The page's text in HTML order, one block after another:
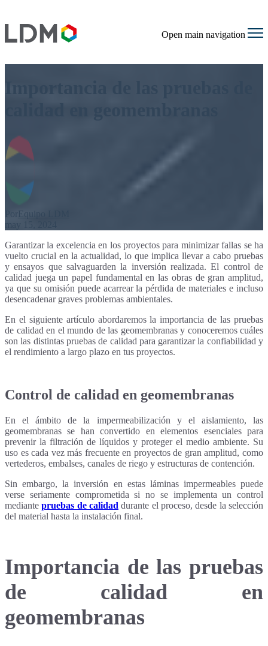
Open main navigation
Equipo LDM
Garantizar la excelencia en los proyectos para minimizar fallas se ha
vuelto crucial en la actualidad, lo que implica llevar a cabo pruebas
y ensayos que salvaguarden la inversión realizada. El control de
calidad juega un papel fundamental en las obras de gran amplitud,
ya que su omisión puede acarrear la pérdida de materiales e incluso
desencadenar graves problemas ambientales.
En el siguiente artículo abordaremos la importancia de las pruebas
de calidad en el mundo de las geomembranas y conoceremos cuáles
son las distintas pruebas de calidad para garantizar la confiabilidad y
el rendimiento a largo plazo en tus proyectos.
Control de calidad en geomembranas
En el ámbito de la impermeabilización y el aislamiento, las
geomembranas se han convertido en elementos esenciales para
prevenir la filtración de líquidos y proteger el medio ambiente. Su
uso es cada vez más frecuente en proyectos de gran amplitud, como
vertederos, embalses, canales de riego y estructuras de contención.
Sin embargo, la inversión en estas láminas impermeables puede
verse seriamente comprometida si no se implementa un control
mediantepruebas de calidad durante el proceso, desde la selección
del material hasta la instalación final.
Importancia de las pruebas
de calidad en
geomembranas